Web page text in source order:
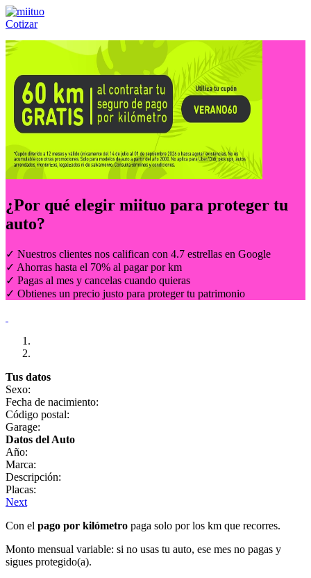
Cotizar
Llámanos al:(55) 84-21-05-00 ó
¿Por qué elegir miituo para proteger tu
auto?
✓ Nuestros clientes nos califican con 4.7 estrellas en Google
✓ Ahorras hasta el 70% al pagar por km
✓ Pagas al mes y cancelas cuando quieras
✓ Obtienes un precio justo para proteger tu patrimonio
Tus datos
Sexo:
Fecha de nacimiento:
Código postal:
Garage:
Datos del Auto
Año:
Marca:
Descripción:
Placas:
Next
Con el pago por kilómetro paga solo por los km que recorres.
Monto mensual variable: si no usas tu auto, ese mes no pagas y
sigues protegido(a).